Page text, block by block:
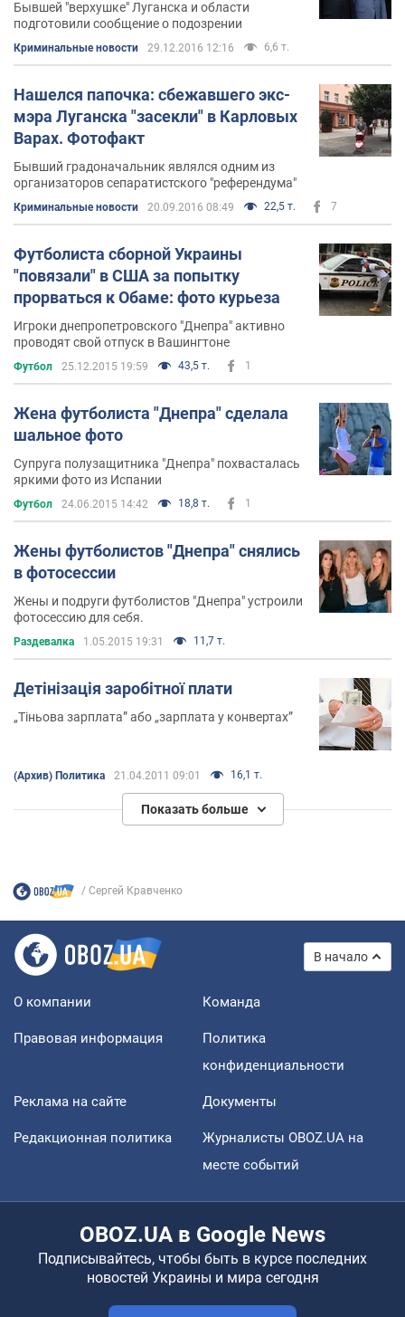
Бывшей "верхушке" Луганска и области
подготовили сообщение о подозрении
Криминальные новости 29.12.2016 12:16 6,6 т.
Нашелся папочка: сбежавшего экс-
мэра Луганска "засекли" в Карловых
Варах. Фотофакт
Бывший градоначальник являлся одним из
организаторов сепаратистского "референдума"
Криминальные новости 20.09.2016 08:49 22,5 т. 7
Футболиста сборной Украины
"повязали" в США за попытку
прорваться к Обаме: фото курьеза
Игроки днепропетровского "Днепра" активно
проводят свой отпуск в Вашингтоне
Футбол 25.12.2015 19:59 43,5 т. 1
Жена футболиста "Днепра" сделала
шальное фото
Супруга полузащитника "Днепра" похвасталась
яркими фото из Испании
Футбол 24.06.2015 14:42 18,8 т. 1
Жены футболистов "Днепра" снялись
в фотосессии
Жены и подруги футболистов "Днепра" устроили
фотосессию для себя.
Раздевалка 1.05.2015 19:31 11,7 т.
Детінізація заробітної плати
„Тіньова зарплата” або „зарплата у конвертах”
(Архив) Политика 21.04.2011 09:01 16,1 т.
Показать больше
Сергей Кравченко
В начало
О компании Команда
Правовая информация
Политика
конфиденциальности
Реклама на сайте Документы
Редакционная политика
Журналисты OBOZ.UA на
месте событий
OBOZ.UA в Google News
Подписывайтесь, чтобы быть в курсе последних
новостей Украины и мира сегодня